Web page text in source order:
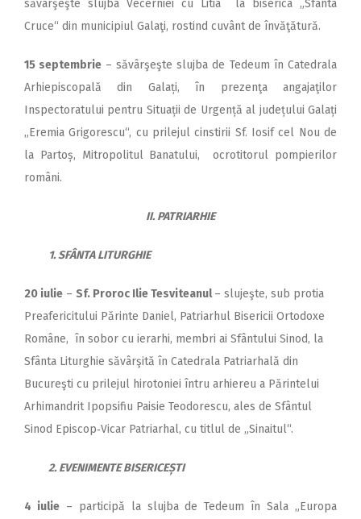
săvârşeşte slujba Vecerniei cu Litia la biserica „Sfânta
Cruce“ din municipiul Galaţi, rostind cuvânt de învăţătură.
15 septembrie – săvârşeşte slujba de Tedeum în Catedrala
Arhiepiscopală din Galați, în prezenţa angajaţilor
Inspectoratului pentru Situații de Urgență al județului Galați
,,Eremia Grigorescu“, cu prilejul cinstirii Sf. Iosif cel Nou de
la Partoș, Mitropolitul Banatului, ocrotitorul pompierilor
români.
II. PATRIARHIE
1. SFÂNTA LITURGHIE
20 iulie – Sf. Proroc Ilie Tesviteanul– slujeşte, sub protia
Preafericitului Părinte Daniel, Patriarhul Bisericii Ortodoxe
Române, în sobor cu ierarhi, membri ai Sfântului Sinod, la
Sfânta Liturghie săvârşită în Catedrala Patriarhală din
Bucureşti cu prilejul hirotoniei întru arhiereu a Părintelui
Arhimandrit Ipopsifiu Paisie Teodorescu, ales de Sfântul
Sinod Episcop‑Vicar Patriarhal, cu titlul de „Sinaitul“.
2. EVENIMENTEBISERICEȘTI
4 iulie– participă la slujba de Tedeum în Sala „Europa